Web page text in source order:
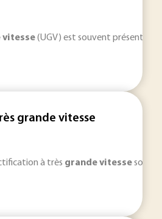
vitesse(UGV) est souvent présenté
grande vitesse
à très grandevitessesont